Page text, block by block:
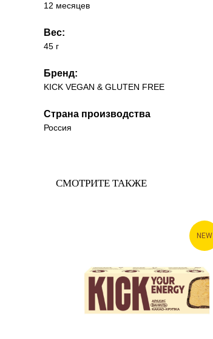
12 месяцев
Вес:
45 г
Бренд:
KICK VEGAN & GLUTEN FREE
Страна производства
Россия
СМОТРИТЕ ТАКЖЕ
NEW